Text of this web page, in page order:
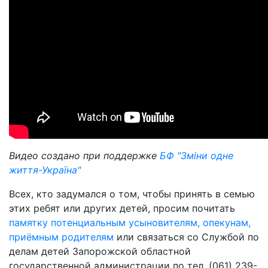
Видео создано при поддержке БФ "Зміни одне
життя-Україна"
Всех, кто задумался о том, чтобы принять в семью
этих ребят или других детей, просим почитать
памятку потенциальным усыновителям, опекунам,
приёмным родителям или связаться со Службой по
делам детей Запорожской областной
государственной администрации по тел. (061) 239-